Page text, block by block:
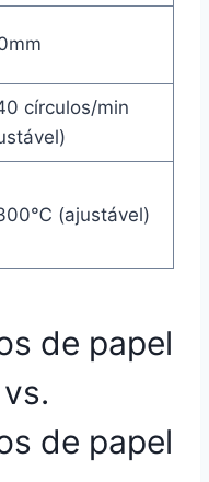
círculos/min
(ajustável)
de papel
de papel